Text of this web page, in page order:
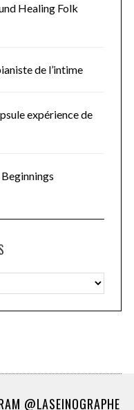
Healing Folk
de l’intime
expérience de
@LASEINOGRAPHE